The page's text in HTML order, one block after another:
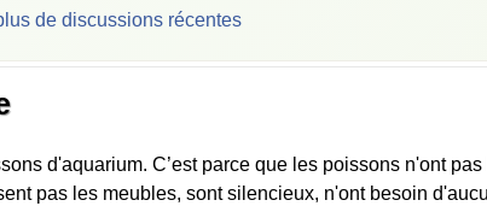
de discussions récentes
d'aquarium. C’est parce que les poissons n'ont pas
pas les meubles, sont silencieux, n'ont besoin